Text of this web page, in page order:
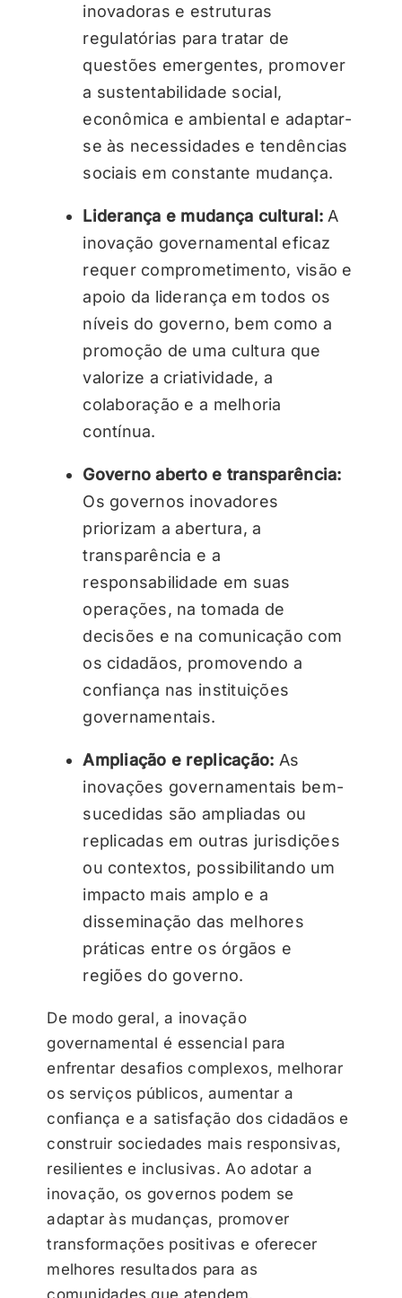
inovadoras e estruturas
regulatórias para tratar de
questões emergentes, promover
a sustentabilidade social,
econômica e ambiental e adaptar-
se às necessidades e tendências
sociais em constante mudança.
Liderança e mudança cultural:A
inovação governamental eficaz
requer comprometimento, visão e
apoio da liderança em todos os
níveis do governo, bem como a
promoção de uma cultura que
valorize a criatividade, a
colaboração e a melhoria
contínua.
Governo aberto e transparência:
Os governos inovadores
priorizam a abertura, a
transparência e a
responsabilidade em suas
operações, na tomada de
decisões e na comunicação com
os cidadãos, promovendo a
confiança nas instituições
governamentais.
Ampliação e replicação: As
inovações governamentais bem-
sucedidas são ampliadas ou
replicadas em outras jurisdições
ou contextos, possibilitando um
impacto mais amplo e a
disseminação das melhores
práticas entre os órgãos e
regiões do governo.
De modo geral, a inovação
governamental é essencial para
enfrentar desafios complexos, melhorar
os serviços públicos, aumentar a
confiança e a satisfação dos cidadãos e
construir sociedades mais responsivas,
resilientes e inclusivas. Ao adotar a
inovação, os governos podem se
adaptar às mudanças, promover
transformações positivas e oferecer
melhores resultados para as